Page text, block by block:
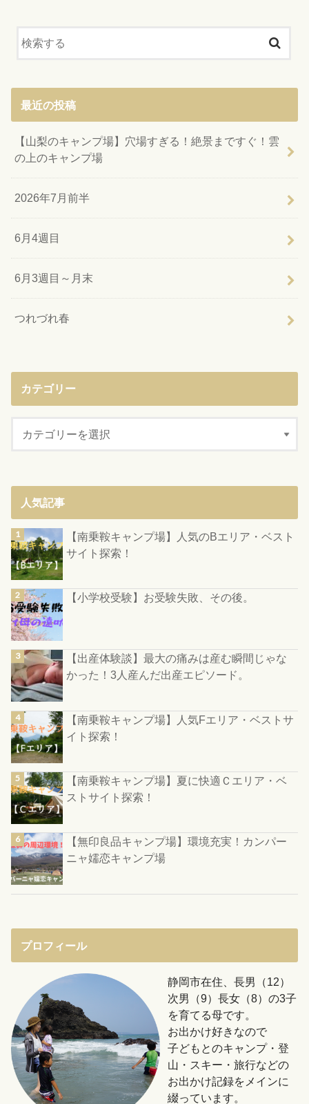
最近の投稿
【山梨のキャンプ場】穴場すぎる！絶景まですぐ！雲
の上のキャンプ場
2026年7月前半
6月4週目
6月3週目～月末
つれづれ春
カテゴリー
人気記事
【南乗鞍キャンプ場】人気のBエリア・ベスト
サイト探索！
【小学校受験】お受験失敗、その後。
【出産体験談】最大の痛みは産む瞬間じゃな
かった！3人産んだ出産エピソード。
【南乗鞍キャンプ場】人気Fエリア・ベストサ
イト探索！
【南乗鞍キャンプ場】夏に快適Ｃエリア・ベ
ストサイト探索！
【無印良品キャンプ場】環境充実！カンパー
ニャ嬬恋キャンプ場
プロフィール
静岡市在住、長男（12）
次男（9）長女（8）の3子
を育てる母です。
お出かけ好きなので
子どもとのキャンプ・登
山・スキー・旅行などの
お出かけ記録をメインに
綴っています。